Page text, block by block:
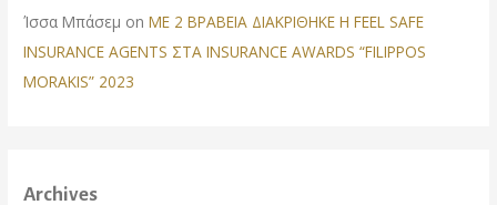
Ίσσα Μπάσεμ onΜΕ 2 ΒΡΑΒΕΙΑ ΔΙΑΚΡΙΘΗΚΕ Η FEEL SAFE
INSURANCE AGENTS ΣΤΑ INSURANCE AWARDS “FILIPPOS
MORAKIS” 2023
Archives